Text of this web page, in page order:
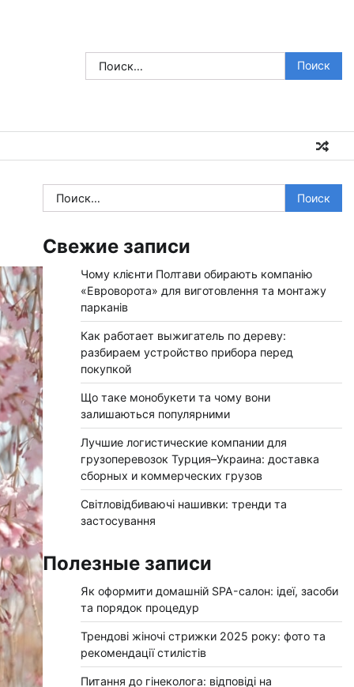
Найти:
Найти:
Свежие записи
Чому клієнти Полтави обирають компанію
«Евроворота» для виготовлення та монтажу
парканів
Как работает выжигатель по дереву:
разбираем устройство прибора перед
покупкой
Що таке монобукети та чому вони
залишаються популярними
Лучшие логистические компании для
грузоперевозок Турция–Украина: доставка
сборных и коммерческих грузов
Світловідбиваючі нашивки: тренди та
застосування
Полезные записи
Як оформити домашній SPA-салон: ідеї, засоби
та порядок процедур
Трендові жіночі стрижки 2025 року: фото та
рекомендації стилістів
Питання до гінеколога: відповіді на